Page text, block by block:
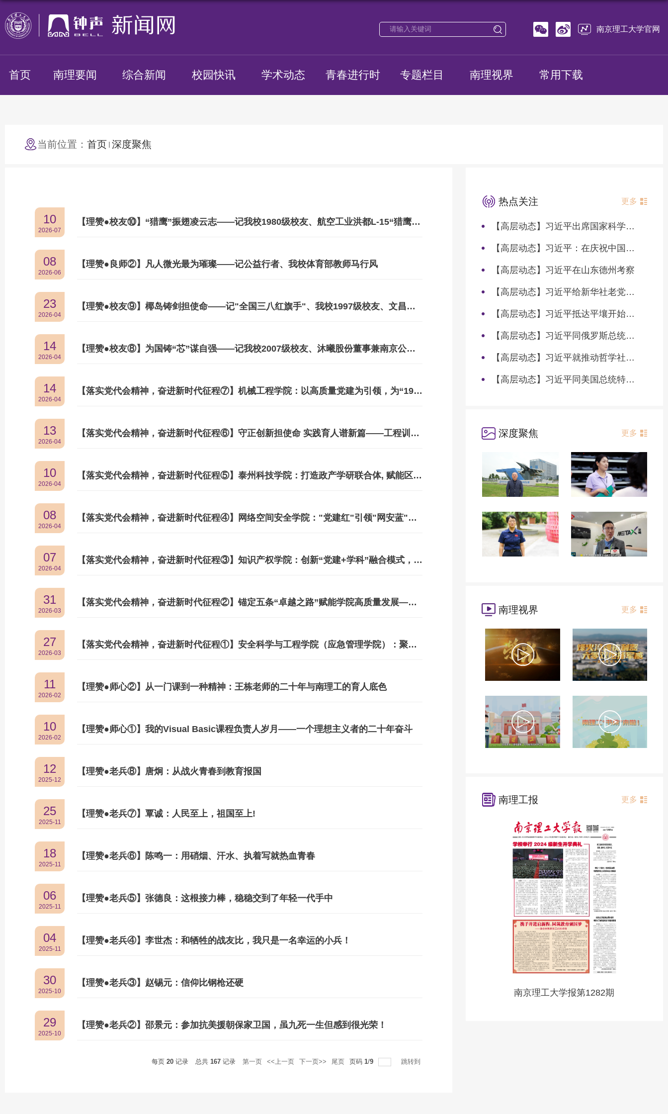
南京理工大学官网
首页 南理要闻 综合新闻 校园快讯 学术动态 青春进行时 专题栏目 南理视界 常用下载
当前位置： 首页 深度聚焦
10
2026-07
【理赞●校友⑩】“猎鹰”振翅凌云志——记我校1980级校友、航空工业洪都L-15“猎鹰”高级教练机总设计师张弘
08
2026-06
【理赞●良师②】凡人微光最为璀璨——记公益行者、我校体育部教师马行风
23
2026-04
【理赞●校友⑨】椰岛铸剑担使命——记"全国三八红旗手"、我校1997级校友、文昌航天发射保障有限公司副总经理何艳
14
2026-04
【理赞●校友⑧】为国铸“芯”谋自强——记我校2007级校友、‌沐曦股份董事兼南京公司总经理王爽
14
2026-04
【落实党代会精神，奋进新时代征程⑦】机械工程学院：以高质量党建为引领，为“1953”战略目标的实现，贡献更大力量！
13
2026-04
【落实党代会精神，奋进新时代征程⑥】守正创新担使命 实践育人谱新篇——工程训练中心贯彻落实党代会精神推动高质量发展
10
2026-04
【落实党代会精神，奋进新时代征程⑤】泰州科技学院：打造政产学研联合体, 赋能区域经济社会高质量发展
08
2026-04
【落实党代会精神，奋进新时代征程④】网络空间安全学院："党建红"引领"网安蓝"，新征程勇担新使命，以高质量党建赋能高质量发展
07
2026-04
【落实党代会精神，奋进新时代征程③】知识产权学院：创新“党建+学科”融合模式，构建“大思政”工作格局
31
2026-03
【落实党代会精神，奋进新时代征程②】锚定五条“卓越之路”赋能学院高质量发展——能源与动力工程学院“十五五”发展思考
27
2026-03
【落实党代会精神，奋进新时代征程①】安全科学与工程学院（应急管理学院）：聚力担使命，奋楫建新功，谱写高质量发展新篇章！
11
2026-02
【理赞●师心②】从一门课到一种精神：王栋老师的二十年与南理工的育人底色
10
2026-02
【理赞●师心①】我的Visual Basic课程负责人岁月——一个理想主义者的二十年奋斗
12
2025-12
【理赞●老兵⑧】唐炯：从战火青春到教育报国
25
2025-11
【理赞●老兵⑦】覃诚：人民至上，祖国至上!
18
2025-11
【理赞●老兵⑥】陈鸣一：用硝烟、汗水、执着写就热血青春
06
2025-11
【理赞●老兵⑤】张德良：这根接力棒，稳稳交到了年轻一代手中
04
2025-11
【理赞●老兵④】李世杰：和牺牲的战友比，我只是一名幸运的小兵！
30
2025-10
【理赞●老兵③】赵锡元：信仰比钢枪还硬
29
2025-10
【理赞●老兵②】邵景元：参加抗美援朝保家卫国，虽九死一生但感到很光荣！
每页20 记录 总共167 记录 第一页 <<上一页 下一页>> 尾页 页码1/9 跳转到
热点关注 更多
【高层动态】习近平出席国家科学技术奖励大会两院院士大会中国科协第十一次全国代表大会并发表重要讲话
【高层动态】习近平：在庆祝中国共产党成立105周年大会上的讲话
【高层动态】习近平在山东德州考察
【高层动态】习近平给新华社老党员张连生回信强调 传承红色基因 在新征程上书写优异答卷
【高层动态】习近平抵达平壤开始对朝鲜进行国事访问
【高层动态】习近平同俄罗斯总统普京会谈
【高层动态】习近平就推动哲学社会科学高质量发展作出重要指示
【高层动态】习近平同美国总统特朗普会谈
深度聚焦 更多
南理视界 更多
南理工报 更多
南京理工大学报第1282期